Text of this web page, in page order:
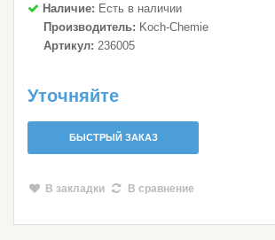
Наличие: Есть в наличии
Производитель: Koch-Chemie
Артикул: 236005
Уточняйте
БЫСТРЫЙ ЗАКАЗ
В закладки В сравнение